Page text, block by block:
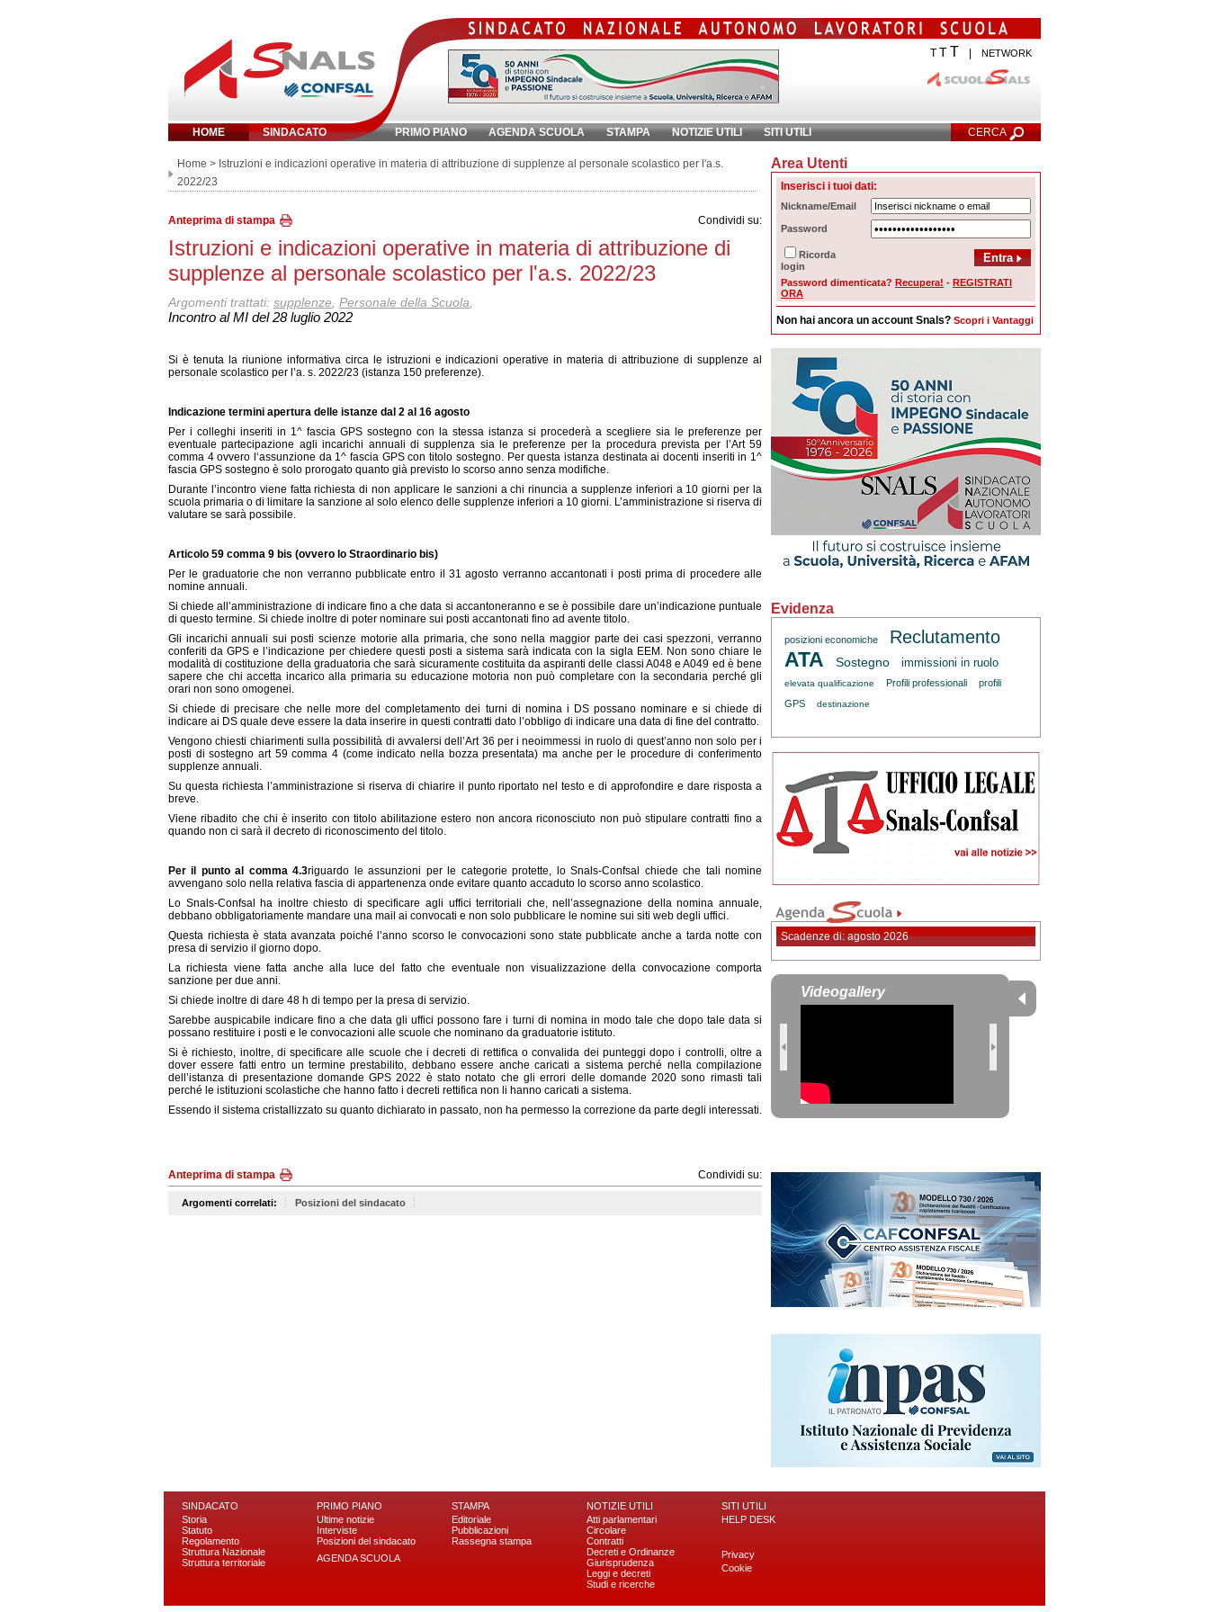
T TT NETWORK
HOME SINDACATO PRIMO PIANO AGENDA SCUOLA STAMPA NOTIZIE UTILI SITI UTILI CERCA
Inserisci parola chiave: Ricerca Avanzata
Home > Istruzioni e indicazioni operative in materia di attribuzione di supplenze al personale scolastico per l'a.s.
2022/23
Anteprima di stampa Condividi su:
Istruzioni e indicazioni operative in materia di attribuzione di
supplenze al personale scolastico per l'a.s. 2022/23
Argomenti trattati: supplenze Personale della Scuola
Incontro al MI del 28 luglio 2022
Si è tenuta la riunione informativa circa le istruzioni e indicazioni operative in materia di attribuzione di supplenze al
personale scolastico per l’a. s. 2022/23 (istanza 150 preferenze).
Indicazione termini apertura delle istanze dal 2 al 16 agosto
Per i colleghi inseriti in 1^ fascia GPS sostegno con la stessa istanza si procederà a scegliere sia le preferenze per
eventuale partecipazione agli incarichi annuali di supplenza sia le preferenze per la procedura prevista per l’Art 59
comma 4 ovvero l‘assunzione da 1^ fascia GPS con titolo sostegno. Per questa istanza destinata ai docenti inseriti in 1^
fascia GPS sostegno è solo prorogato quanto già previsto lo scorso anno senza modifiche.
Durante l’incontro viene fatta richiesta di non applicare le sanzioni a chi rinuncia a supplenze inferiori a 10 giorni per la
scuola primaria o di limitare la sanzione al solo elenco delle supplenze inferiori a 10 giorni. L’amministrazione si riserva di
valutare se sarà possibile.
Articolo 59 comma 9 bis (ovvero lo Straordinario bis)
Per le graduatorie che non verranno pubblicate entro il 31 agosto verranno accantonati i posti prima di procedere alle
nomine annuali.
Si chiede all’amministrazione di indicare fino a che data si accantoneranno e se è possibile dare un’indicazione puntuale
di questo termine. Si chiede inoltre di poter nominare sui posti accantonati fino ad avente titolo.
Gli incarichi annuali sui posti scienze motorie alla primaria, che sono nella maggior parte dei casi spezzoni, verranno
conferiti da GPS e l’indicazione per chiedere questi posti a sistema sarà indicata con la sigla EEM. Non sono chiare le
modalità di costituzione della graduatoria che sarà sicuramente costituita da aspiranti delle classi A048 e A049 ed è bene
sapere che chi accetta incarico alla primaria su educazione motoria non può completare con la secondaria perché gli
orari non sono omogenei.
Si chiede di precisare che nelle more del completamento dei turni di nomina i DS possano nominare e si chiede di
indicare ai DS quale deve essere la data inserire in questi contratti dato l’obbligo di indicare una data di fine del contratto.
Vengono chiesti chiarimenti sulla possibilità di avvalersi dell’Art 36 per i neoimmessi in ruolo di quest’anno non solo per i
posti di sostegno art 59 comma 4 (come indicato nella bozza presentata) ma anche per le procedure di conferimento
supplenze annuali.
Su questa richiesta l’amministrazione si riserva di chiarire il punto riportato nel testo e di approfondire e dare risposta a
breve.
Viene ribadito che chi è inserito con titolo abilitazione estero non ancora riconosciuto non può stipulare contratti fino a
quando non ci sarà il decreto di riconoscimento del titolo.
Per il punto al comma 4.3riguardo le assunzioni per le categorie protette, lo Snals-Confsal chiede che tali nomine
avvengano solo nella relativa fascia di appartenenza onde evitare quanto accaduto lo scorso anno scolastico.
Lo Snals-Confsal ha inoltre chiesto di specificare agli uffici territoriali che, nell’assegnazione della nomina annuale,
debbano obbligatoriamente mandare una mail ai convocati e non solo pubblicare le nomine sui siti web degli uffici.
Questa richiesta è stata avanzata poiché l’anno scorso le convocazioni sono state pubblicate anche a tarda notte con
presa di servizio il giorno dopo.
La richiesta viene fatta anche alla luce del fatto che eventuale non visualizzazione della convocazione comporta
sanzione per due anni.
Si chiede inoltre di dare 48 h di tempo per la presa di servizio.
Sarebbe auspicabile indicare fino a che data gli uffici possono fare i turni di nomina in modo tale che dopo tale data si
possano restituire i posti e le convocazioni alle scuole che nominano da graduatorie istituto.
Si è richiesto, inoltre, di specificare alle scuole che i decreti di rettifica o convalida dei punteggi dopo i controlli, oltre a
dover essere fatti entro un termine prestabilito, debbano essere anche caricati a sistema perché nella compilazione
dell’istanza di presentazione domande GPS 2022 è stato notato che gli errori delle domande 2020 sono rimasti tali
perché le istituzioni scolastiche che hanno fatto i decreti rettifica non li hanno caricati a sistema.
Essendo il sistema cristallizzato su quanto dichiarato in passato, non ha permesso la correzione da parte degli interessati.
Anteprima di stampa Condividi su:
Argomenti correlati: Posizioni del sindacato
Area Utenti
Inserisci i tuoi dati:
Nickname/Email
Password
Ricorda
login
Password dimenticata? Recupera! - REGISTRATI
ORA
Non hai ancora un account Snals? Scopri i Vantaggi
Evidenza
posizioni economiche Reclutamento
ATA Sostegno immissioni in ruolo
elevata qualificazione Profili professionali
profili
GPS
destinazione
Scadenze di: agosto 2026
Videogallery
SINDACATO
Storia
Statuto
Regolamento
Struttura Nazionale
Struttura territoriale
PRIMO PIANO
Ultime notizie
Interviste
Posizioni del sindacato
AGENDA SCUOLA
STAMPA
Editoriale
Pubblicazioni
Rassegna stampa
NOTIZIE UTILI
Atti parlamentari
Circolare
Contratti
Decreti e Ordinanze
Giurisprudenza
Leggi e decreti
Studi e ricerche
SITI UTILI
HELP DESK
Privacy
Cookie